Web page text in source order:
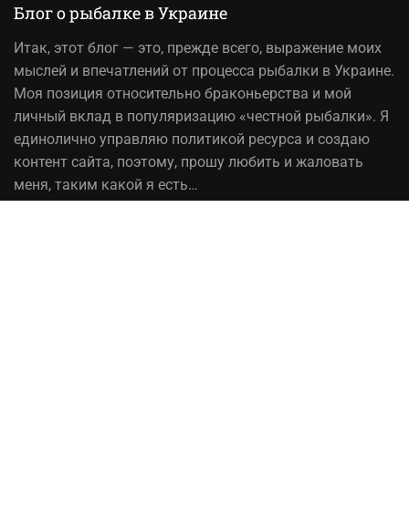
Блог о рыбалке в Украине
Итак, этот блог — это, прежде всего, выражение моих
мыслей и впечатлений от процесса рыбалки в Украине.
Моя позиция относительно браконьерства и мой
личный вклад в популяризацию «честной рыбалки». Я
единолично управляю политикой ресурса и создаю
контент сайта, поэтому, прошу любить и жаловать
меня, таким какой я есть…